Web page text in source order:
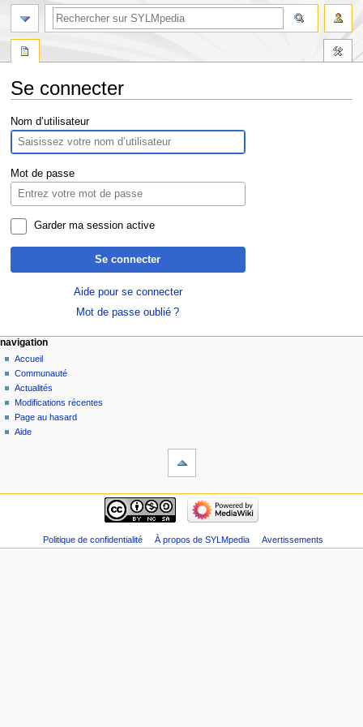
Se connecter
Aller
à
la
navigation
Aller
à
la
recherche
Nom d’utilisateur
Mot de passe
Garder ma session active
Se connecter
Aide pour se connecter
Mot de passe oublié ?
navigation
Accueil
Communauté
Actualités
Modifications récentes
Page au hasard
Aide
Politique de confidentialité À propos de SYLMpedia Avertissements